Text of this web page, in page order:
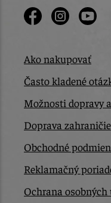
Ako nakupovať
Často kladené
Možnosti dopravy
Doprava zahraničie
Obchodné
Reklamačný
Ochrana osobných